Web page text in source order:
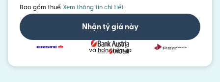
Bao gồm thuế. Xem thông tin chi tiết
Nhận tỷ giá này
và hơn thế nữa